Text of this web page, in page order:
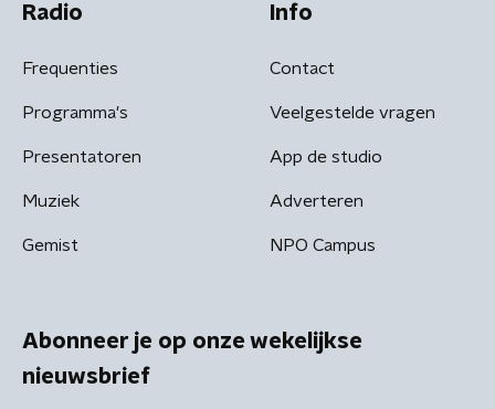
Radio
Frequenties
Programma's
Presentatoren
Muziek
Gemist
Info
Contact
Veelgestelde vragen
App de studio
Adverteren
NPO Campus
Abonneer je op onze wekelijkse
nieuwsbrief